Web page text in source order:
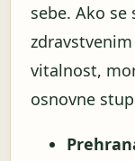
sebe. Ako
vitalnost,
osnovne